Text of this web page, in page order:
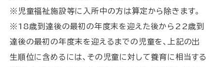
※児童福祉施設等に入所中の方は算定から除きます。
※18歳到達後の最初の年度末を迎えた後から22歳到
達後の最初の年度末を迎えるまでの児童を、上記の出
生順位に含めるには、その児童に対して養育に相当する